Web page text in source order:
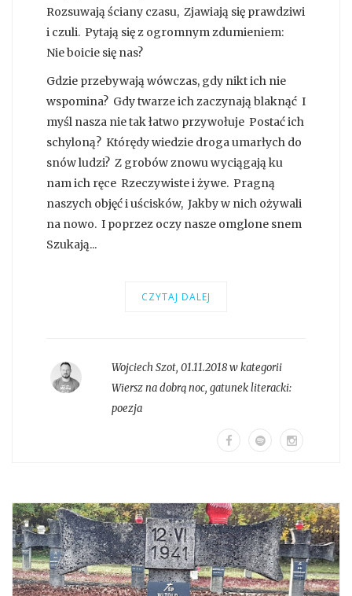
Rozsuwają ściany czasu, Zjawiają się prawdziwi
i czuli. Pytają się z ogromnym zdumieniem:
Nie boicie się nas?
Gdzie przebywają wówczas, gdy nikt ich nie
wspomina? Gdy twarze ich zaczynają blaknąć I
myśl nasza nie tak łatwo przywołuje Postać ich
schyloną? Którędy wiedzie droga umarłych do
snów ludzi? Z grobów znowu wyciągają ku
nam ich ręce Rzeczywiste i żywe. Pragną
naszych objęć i uścisków, Jakby w nich ożywali
na nowo. I poprzez oczy nasze omglone snem
Szukają...
CZYTAJ DALEJ
Wojciech Szot, 01.11.2018 w kategorii
Wiersz na dobrą noc, gatunek literacki:
poezja